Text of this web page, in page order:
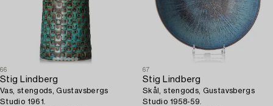
66
Stig Lindberg
Vas, stengods, Gustavsbergs
Studio 1961.
67
Stig Lindberg
Skål, stengods, Gustavsbergs
Studio 1958-59.